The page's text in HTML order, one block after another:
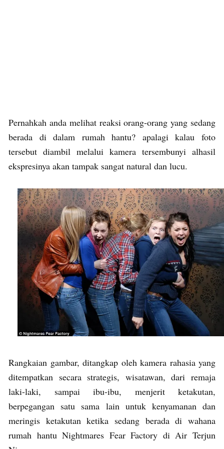
Pernahkah anda melihat reaksi orang-orang yang sedang
berada di dalam rumah hantu? apalagi kalau foto
tersebut diambil melalui kamera tersembunyi alhasil
ekspresinya akan tampak sangat natural dan lucu.
Rangkaian gambar, ditangkap oleh kamera rahasia yang
ditempatkan secara strategis, wisatawan, dari remaja
laki-laki, sampai ibu-ibu, menjerit ketakutan,
berpegangan satu sama lain untuk kenyamanan dan
meringis ketakutan ketika sedang berada di wahana
rumah hantu Nightmares Fear Factory di Air Terjun